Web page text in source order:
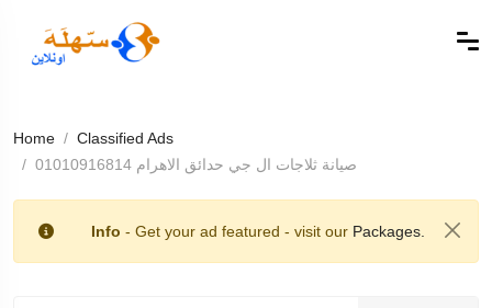
Home
Classified Ads
صيانة ثلاجات ال جي حدائق الاهرام 01010916814
Info - Get your ad featured - visit our Packages.